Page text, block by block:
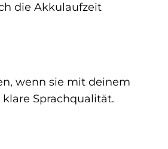
die Akkulaufzeit
wenn sie mit deinem
Sprachqualität.